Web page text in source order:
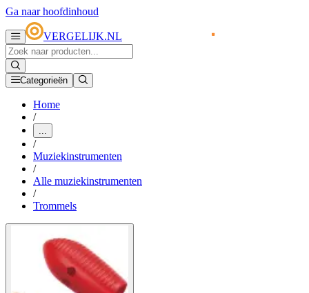
Ga naar hoofdinhoud
VERGELIJK.NL
Categorieën
Home
/
...
/
Muziekinstrumenten
/
Alle muziekinstrumenten
/
Trommels